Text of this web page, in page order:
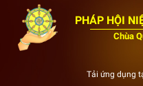
PHÁP HỘI
Chùa
Tải ứng dụng